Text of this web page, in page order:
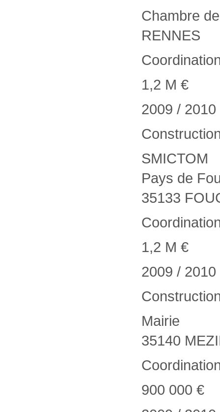
Chambre
RENNES
1,2 M €
2009 / 2010
SMICTOM
Pays de
35133
1,2 M €
2009 / 2010
Mairie
35140
900 000 €